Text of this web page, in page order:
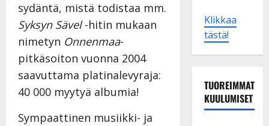
sydäntä, mistä todistaa mm.
Syksyn Sävel-hitin mukaan
nimetyn Onnenmaa-
pitkäsoiton vuonna 2004
saavuttama platinalevyraja:
40 000 myytyä albumia!
Sympaattinen musiikki- ja
Klikkaa
tästä!
TUOREIMMAT
KUULUMISET